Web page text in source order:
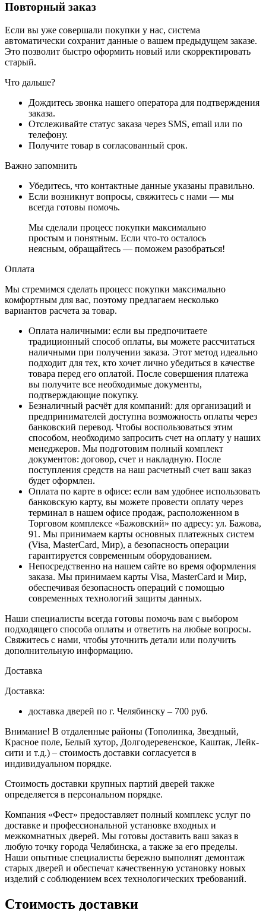
Повторный заказ
Если вы уже совершали покупки у нас, система
автоматически сохранит данные о вашем предыдущем заказе.
Это позволит быстро оформить новый или скорректировать
старый.
Что дальше?
Дождитесь звонка нашего оператора для подтверждения
заказа.
Отслеживайте статус заказа через SMS, email или по
телефону.
Получите товар в согласованный срок.
Важно запомнить
Убедитесь, что контактные данные указаны правильно.
Если возникнут вопросы, свяжитесь с нами — мы
всегда готовы помочь.
Мы сделали процесс покупки максимально
простым и понятным. Если что-то осталось
неясным, обращайтесь — поможем разобраться!
Оплата
Мы стремимся сделать процесс покупки максимально
комфортным для вас, поэтому предлагаем несколько
вариантов расчета за товар.
Оплата наличными: если вы предпочитаете
традиционный способ оплаты, вы можете рассчитаться
наличными при получении заказа. Этот метод идеально
подходит для тех, кто хочет лично убедиться в качестве
товара перед его оплатой. После совершения платежа
вы получите все необходимые документы,
подтверждающие покупку.
Безналичный расчёт для компаний: для организаций и
предпринимателей доступна возможность оплаты через
банковский перевод. Чтобы воспользоваться этим
способом, необходимо запросить счет на оплату у наших
менеджеров. Мы подготовим полный комплект
документов: договор, счет и накладную. После
поступления средств на наш расчетный счет ваш заказ
будет оформлен.
Оплата по карте в офисе: если вам удобнее использовать
банковскую карту, вы можете провести оплату через
терминал в нашем офисе продаж, расположенном в
Торговом комплексе «Бажовский» по адресу: ул. Бажова,
91. Мы принимаем карты основных платежных систем
(Visa, MasterCard, Мир), а безопасность операции
гарантируется современным оборудованием.
Непосредственно на нашем сайте во время оформления
заказа. Мы принимаем карты Visa, MasterCard и Мир,
обеспечивая безопасность операций с помощью
современных технологий защиты данных.
Наши специалисты всегда готовы помочь вам с выбором
подходящего способа оплаты и ответить на любые вопросы.
Свяжитесь с нами, чтобы уточнить детали или получить
дополнительную информацию.
Доставка
Доставка:
доставка дверей по г. Челябинску – 700 руб.
Внимание! В отдаленные районы (Тополинка, Звездный,
Красное поле, Белый хутор, Долгодеревенское, Каштак, Лейк-
сити и т.д.) – стоимость доставки согласуется в
индивидуальном порядке.
Стоимость доставки крупных партий дверей также
определяется в персональном порядке.
Компания «Фест» предоставляет полный комплекс услуг по
доставке и профессиональной установке входных и
межкомнатных дверей. Мы готовы доставить ваш заказ в
любую точку города Челябинска, а также за его пределы.
Наши опытные специалисты бережно выполнят демонтаж
старых дверей и обеспечат качественную установку новых
изделий с соблюдением всех технологических требований.
Стоимость доставки